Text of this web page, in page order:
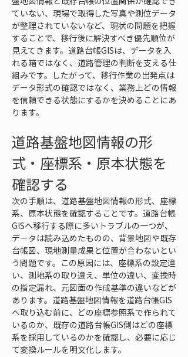
ていない、現場で取得した写真や測位データ
が整理されていないなど、現状の問題を把握
することで、移行後に解決すべき優先順位が
見えてきます。道路台帳GISは、データを入
れる箱ではなく、道路管理の判断を支える仕
組みです。したがって、移行作業の出発点は
データ形式の確認ではなく、業務上どの情報
を信頼できる状態にするかを決めることにあ
ります。
道路基盤地図情報の形
式・座標系・原本状態を
確認する
次の手順は、道路基盤地図情報の形式、座標
系、原本状態を確認することです。道路台帳
GISへ移行する際に多いトラブルの一つが、
データは読み込めたものの、背景地図や既存
台帳図、現地測量成果と位置が合わないとい
う問題です。この原因には、座標系の設定違
い、測地系の取り違え、単位の違い、変換時
の指定漏れ、元図面の作成基準の違いなどが
あります。道路基盤地図情報を道路台帳GIS
へ取り込む前に、どの座標参照系で作られて
いるのか、既存の道路台帳GIS側はどの座標
系を採用しているのかを確認し、必要に応じ
て変換ルールを明文化します。